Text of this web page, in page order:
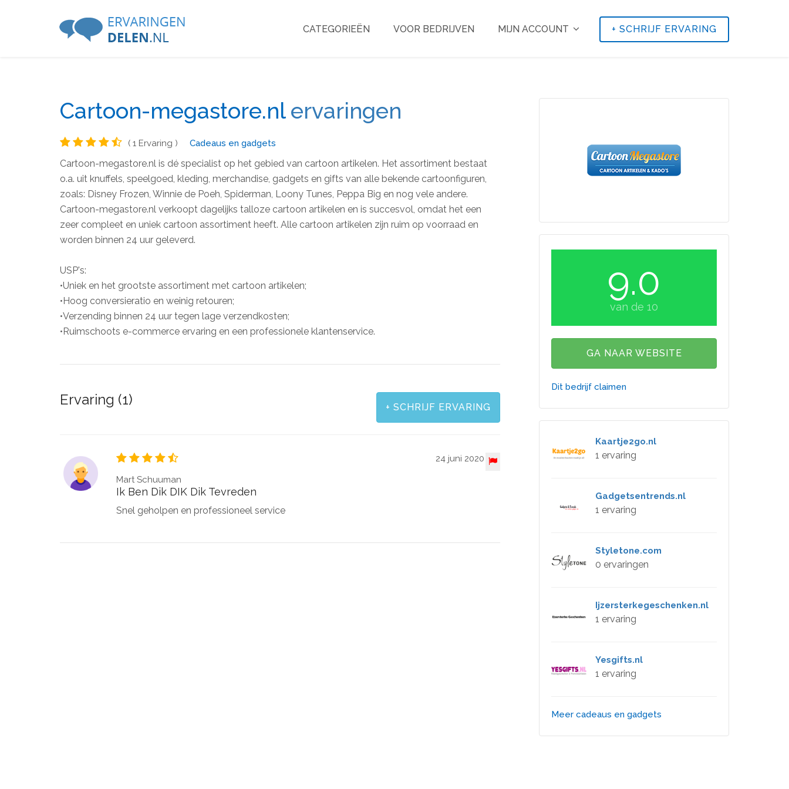
CATEGORIEËN VOOR BEDRIJVEN MIJN ACCOUNT + SCHRIJF ERVARING
Cartoon-megastore.nlervaringen
( 1 Ervaring ) Cadeaus en gadgets
Cartoon-megastore.nl is dé specialist op het gebied van cartoon artikelen. Het assortiment bestaat
o.a. uit knuffels, speelgoed, kleding, merchandise, gadgets en gifts van alle bekende cartoonfiguren,
zoals: Disney Frozen, Winnie de Poeh, Spiderman, Loony Tunes, Peppa Big en nog vele andere.
Cartoon-megastore.nl verkoopt dagelijks talloze cartoon artikelen en is succesvol, omdat het een
zeer compleet en uniek cartoon assortiment heeft. Alle cartoon artikelen zijn ruim op voorraad en
worden binnen 24 uur geleverd.
USP's:
•Uniek en het grootste assortiment met cartoon artikelen;
•Hoog conversieratio en weinig retouren;
•Verzending binnen 24 uur tegen lage verzendkosten;
•Ruimschoots e-commerce ervaring en een professionele klantenservice.
+ SCHRIJF ERVARING
Ervaring (1)
24 juni 2020
Mart Schuuman
Ik Ben Dik DIK Dik Tevreden
Snel geholpen en professioneel service
9.0
van de 10
GA NAAR WEBSITE
Dit bedrijf claimen
Kaartje2go.nl
1 ervaring
Gadgetsentrends.nl
1 ervaring
Styletone.com
0 ervaringen
Ijzersterkegeschenken.nl
1 ervaring
Yesgifts.nl
1 ervaring
Meer cadeaus en gadgets